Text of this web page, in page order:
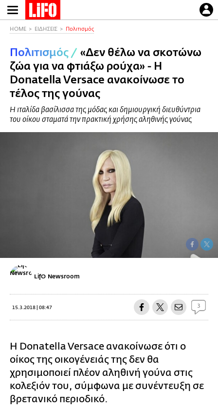
Παράκαμψη
προς
περιεχόμενο
HOME ΕΙΔΗΣΕΙΣ Πολιτισμός
Πολιτισμός / «Δεν θέλω να σκοτώνω
ζώα για να φτιάξω ρούχα» - Η
Donatella Versace ανακοίνωσε το
τέλος της γούνας
Η ιταλίδα βασίλισσα της μόδας και δημιουργική διευθύντρια
του οίκου σταματά την πρακτική χρήσης αληθινής γούνας
LifO Newsroom
15.3.2018 | 08:47 3
Η Donatella Versace ανακοίνωσε ότι ο
οίκος της οικογένειάς της δεν θα
χρησιμοποιεί πλέον αληθινή γούνα στις
κολεξιόν του, σύμφωνα με συνέντευξη σε
βρετανικό περιοδικό.